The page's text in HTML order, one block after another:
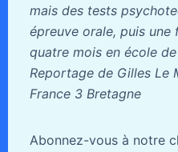
mais des tests
épreuve orale, puis
quatre mois en école
Reportage de Gilles Le
France 3 Bretagne
Abonnez-vous à notre